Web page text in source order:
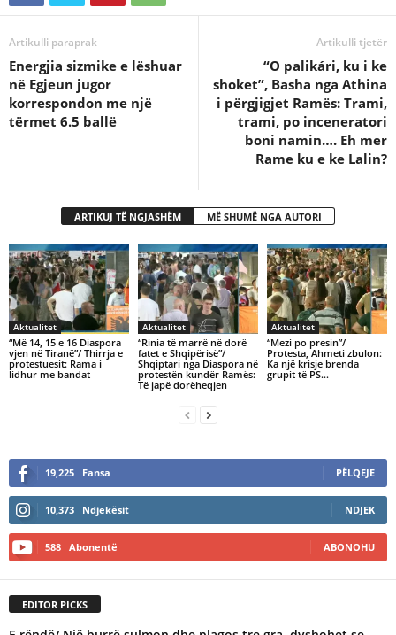
Artikulli paraprak
Energjia sizmike e lëshuar
në Egjeun jugor
korrespondon me një
tërmet 6.5 ballë
Artikulli tjetër
“O palikári, ku i ke
shoket”, Basha nga Athina
i përgjigjet Ramës: Trami,
trami, po inceneratori
boni namin…. Eh mer
Rame ku e ke Lalin?
ARTIKUJ TË NGJASHËM MË SHUMË NGA AUTORI
Aktualitet
“Më 14, 15 e 16 Diaspora
vjen në Tiranë”/ Thirrja e
protestuesit: Rama i
lidhur me bandat
Aktualitet
“Rinia të marrë në dorë
fatet e Shqipërisë”/
Shqiptari nga Diaspora në
protestën kundër Ramës:
Të japë dorëheqjen
Aktualitet
“Mezi po presin”/
Protesta, Ahmeti zbulon:
Ka një krisje brenda
grupit të PS…
19,225 Fansa PËLQEJE
10,373 Ndjekësit NDJEK
588 Abonentë ABONOHU
EDITOR PICKS